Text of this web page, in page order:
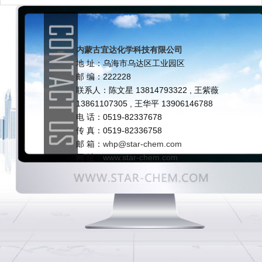
内蒙古宜达化学科技有限公司
地 址：乌海市乌达区工业园区
邮 编：222228
联系人：陈文星 13814793322 , 王紫薇
13861107305 , 王华平 13906146788
电 话：0519-82337678
传 真：0519-82336758
邮 箱： whp@star-chem.com
网 址：www.star-chem.com